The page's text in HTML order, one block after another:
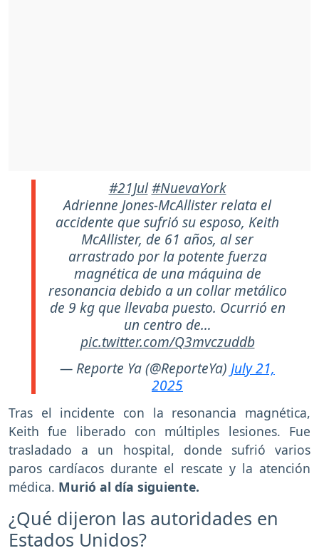
#21Jul #NuevaYork
Adrienne Jones-McAllister relata el
accidente que sufrió su esposo, Keith
McAllister, de 61 años, al ser
arrastrado por la potente fuerza
magnética de una máquina de
resonancia debido a un collar metálico
de 9 kg que llevaba puesto. Ocurrió en
un centro de…
pic.twitter.com/Q3mvczuddb
— Reporte Ya (@ReporteYa) July 21,
2025
Tras el incidente con la resonancia magnética,
Keith fue liberado con múltiples lesiones. Fue
trasladado a un hospital, donde sufrió varios
paros cardíacos durante el rescate y la atención
médica. Murió al día siguiente.
¿Qué dijeron las autoridades en
Estados Unidos?